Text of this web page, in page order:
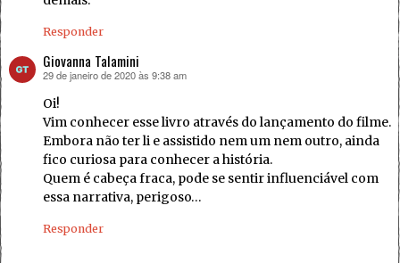
Responder
Giovanna Talamini
disse:
29 de janeiro de 2020 às 9:38 am
Oi!
Vim conhecer esse livro através do lançamento do filme.
Embora não ter li e assistido nem um nem outro, ainda
fico curiosa para conhecer a história.
Quem é cabeça fraca, pode se sentir influenciável com
essa narrativa, perigoso…
Responder